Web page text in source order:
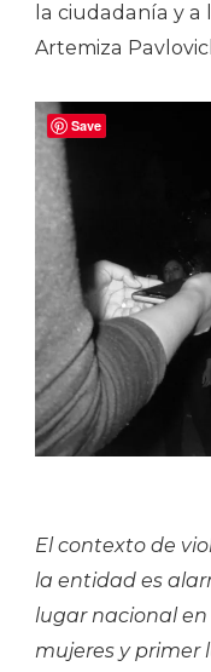
la ciudadanía y
Artemiza
El contexto de
la entidad es
lugar nacional
mujeres y primer
Save